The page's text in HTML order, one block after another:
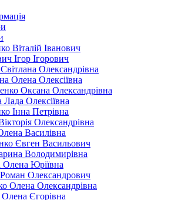
Віталій Іванович
Ігор Ігорович
Олександрівна
Олена Олексіївна
Оксана Олександрівна
Олексіївна
Інна Петрівна
Олександрівна
Василівна
Євген Васильович
Володимирівна
Олена Юріївна
Олександрович
Олена Олександрівна
Єгорівна